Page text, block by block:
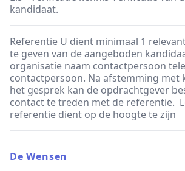
kandidaat.
Referentie U dient minimaal 1
te geven van de aangeboden
organisatie naam contactpersoon
contactpersoon. Na afstemming met
het gesprek kan de opdrachtgever
contact te treden met de referentie.
referentie dient op de hoogte te zijn
De Wensen